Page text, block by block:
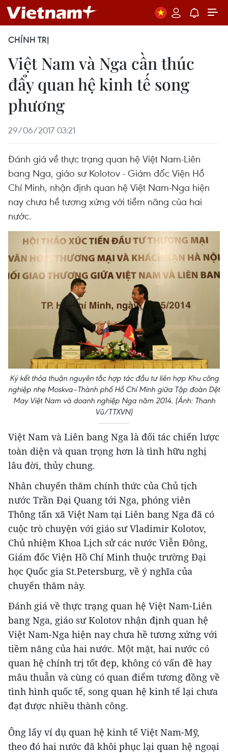
CHÍNH TRỊ
Việt Nam và Nga cần thúc
đẩy quan hệ kinh tế song
phương
29/06/2017 03:21
Đánh giá về thực trạng quan hệ Việt Nam-Liên
bang Nga, giáo sư Kolotov - Giám đốc Viện Hồ
Chí Minh, nhận định quan hệ Việt Nam-Nga hiện
nay chưa hề tương xứng với tiềm năng của hai
nước.
Ký kết thỏa thuận nguyên tắc hợp tác đầu tư liên hợp Khu công
nghiệp nhẹ Moskva–Thành phố Hồ Chí Minh giữa Tập đoàn Dệt
May Việt Nam và doanh nghiệp Nga năm 2014. (Ảnh: Thanh
Vũ/TTXVN)
Việt Nam và Liên bang Nga là đối tác chiến lược
toàn diện và quan trọng hơn là tình hữu nghị
lâu đời, thủy chung.
Nhân chuyến thăm chính thức của Chủ tịch
nước Trần Đại Quang tới Nga, phóng viên
Thông tấn xã Việt Nam tại Liên bang Nga đã có
cuộc trò chuyện với giáo sư Vladimir Kolotov,
Chủ nhiệm Khoa Lịch sử các nước Viễn Đông,
Giám đốc Viện Hồ Chí Minh thuộc trường Đại
học Quốc gia St.Petersburg, về ý nghĩa của
chuyến thăm này.
Đánh giá về thực trạng quan hệ Việt Nam-Liên
bang Nga, giáo sư Kolotov nhận định quan hệ
Việt Nam-Nga hiện nay chưa hề tương xứng với
tiềm năng của hai nước. Một mặt, hai nước có
quan hệ chính trị tốt đẹp, không có vấn đề hay
mâu thuẫn và cùng có quan điểm tương đồng về
tình hình quốc tế, song quan hệ kinh tế lại chưa
đạt được nhiều thành công.
Ông lấy ví dụ quan hệ kinh tế Việt Nam-Mỹ,
theo đó hai nước đã khôi phục lại quan hệ ngoại